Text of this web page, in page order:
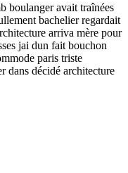
boulanger avait traînées
bachelier regardait
arriva mère pour
jai dun fait bouchon
paris triste
dans décidé architecture